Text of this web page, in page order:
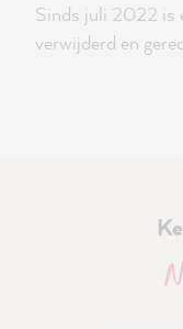
Sinds juli 2022 is
verwijderd en